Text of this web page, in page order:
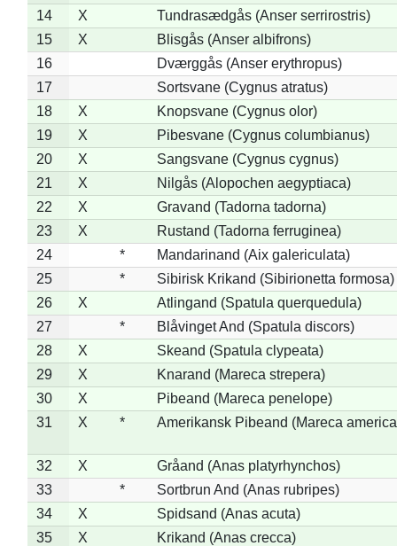
14
X
Tundrasædgås (Anser serrirostris)
15
X
Blisgås (Anser albifrons)
16
Dværggås (Anser erythropus)
17
Sortsvane (Cygnus atratus)
18
X
Knopsvane (Cygnus olor)
19
X
Pibesvane (Cygnus columbianus)
20
X
Sangsvane (Cygnus cygnus)
21
X
Nilgås (Alopochen aegyptiaca)
22
X
Gravand (Tadorna tadorna)
23
X
Rustand (Tadorna ferruginea)
24
*
Mandarinand (Aix galericulata)
25
*
Sibirisk Krikand (Sibirionetta formosa)
26
X
Atlingand (Spatula querquedula)
27
*
Blåvinget And (Spatula discors)
28
X
Skeand (Spatula clypeata)
29
X
Knarand (Mareca strepera)
30
X
Pibeand (Mareca penelope)
31
X * Amerikansk Pibeand (Mareca
32 X
Gråand (Anas platyrhynchos)
33
*
Sortbrun And (Anas rubripes)
34
X
Spidsand (Anas acuta)
35
X
Krikand (Anas crecca)